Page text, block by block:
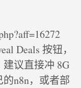
Deals 按钮，
议直接冲 8G
n8n，或者部